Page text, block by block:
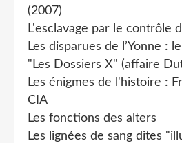
(2007)
L'esclavage par le contrôle
Les disparues de l’Yonne :
"Les Dossiers X" (affaire
Les énigmes de l'histoire :
CIA
Les fonctions des alters
Les lignées de sang dites